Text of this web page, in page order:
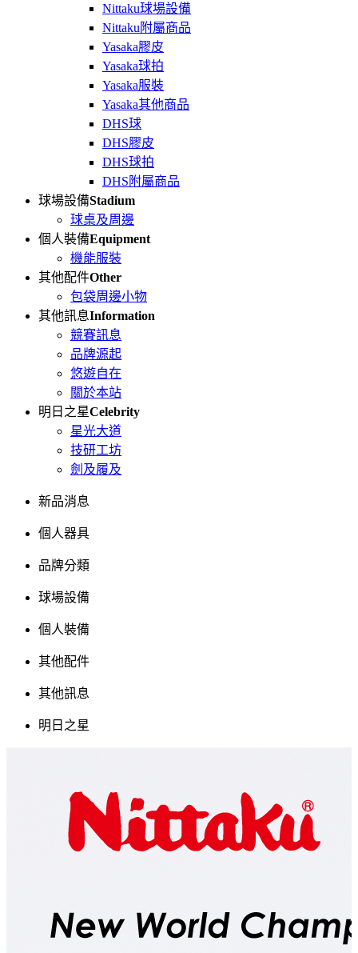
Nittaku球場設備
Nittaku附屬商品
Yasaka膠皮
Yasaka球拍
Yasaka服裝
Yasaka其他商品
DHS球
DHS膠皮
DHS球拍
DHS附屬商品
球場設備Stadium
球桌及周邊
個人裝備Equipment
機能服裝
其他配件Other
包袋周邊小物
其他訊息Information
競賽訊息
品牌源起
悠遊自在
關於本站
明日之星Celebrity
星光大道
技研工坊
劍及履及
新品消息
個人器具
品牌分類
球場設備
個人裝備
其他配件
其他訊息
明日之星